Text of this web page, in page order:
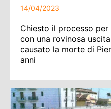
14/04/2023
Chiesto il processo
con una rovinosa
causato la morte di
anni